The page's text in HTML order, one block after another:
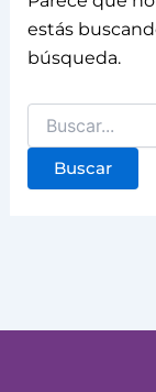
estás
búsqueda.